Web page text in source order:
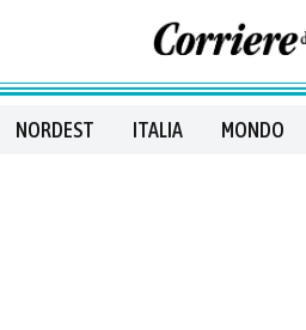
NORDEST ITALIA MONDO